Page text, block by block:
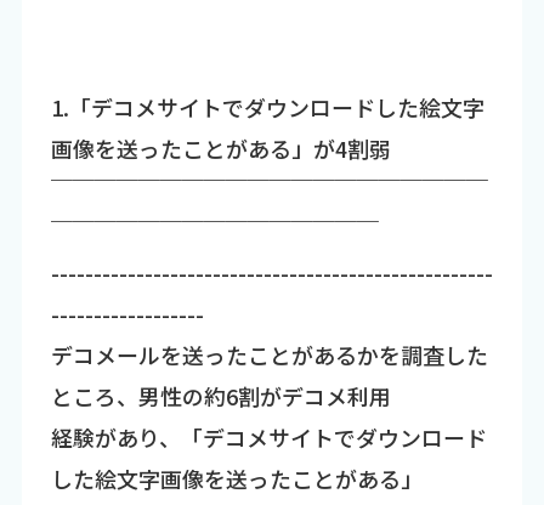
1.「デコメサイトでダウンロードした絵文字
画像を送ったことがある」が4割弱
￣￣￣￣￣￣￣￣￣￣￣￣￣￣￣￣￣￣￣￣
￣￣￣￣￣￣￣￣￣￣￣￣￣￣￣
----------------------------------------------------
------------------
デコメールを送ったことがあるかを調査した
ところ、男性の約6割がデコメ利用
経験があり、「デコメサイトでダウンロード
した絵文字画像を送ったことがある」